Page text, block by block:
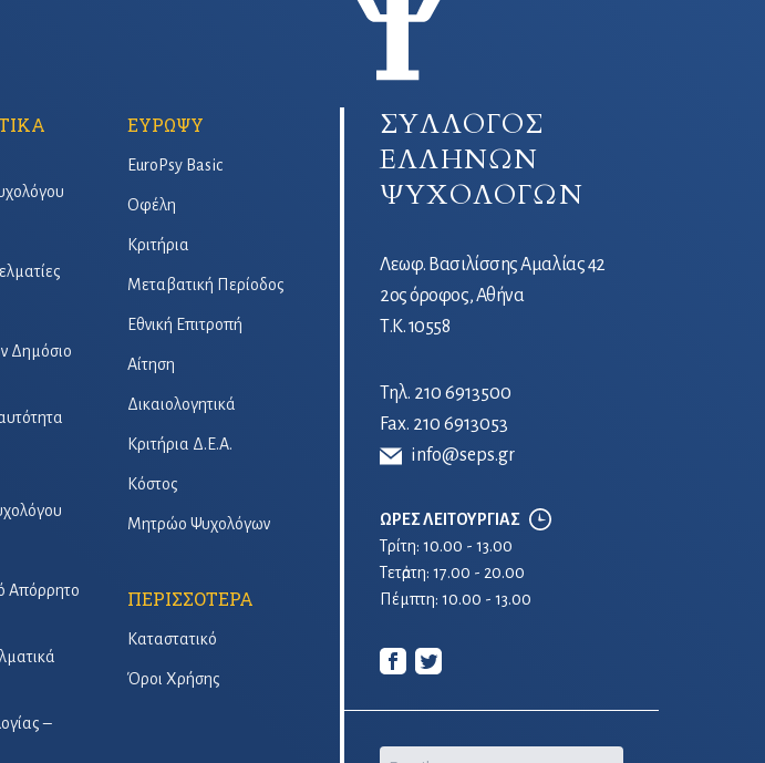
ΣΥΛΛΟΓΟΣ
ΕΛΛΗΝΩΝ
ΨΥΧΟΛΟΓΩΝ
Λεωφ. Βασιλίσσης Αμαλίας 42
2ος όροφος, Αθήνα
Τ.Κ. 10558
Τηλ. 210 6913500
Fax. 210 6913053
info@seps.gr
ΩΡΕΣ ΛΕΙΤΟΥΡΓΙΑΣ
Τρίτη: 10.00 - 13.00
Τετἀρτη: 17.00 - 20.00
Πέμπτη: 10.00 - 13.00
Email
Δημόσιο
Απόρρητο
–
ΕΥΡΩΨΥ
EuroPsy Basic
Οφέλη
Κριτήρια
Μεταβατική Περίοδος
Εθνική Επιτροπή
Αίτηση
Δικαιολογητικά
Κριτήρια Δ.Ε.Α.
Κόστος
Μητρώο Ψυχολόγων
ΠΕΡΙΣΣΟΤΕΡΑ
Καταστατικό
Όροι Χρήσης